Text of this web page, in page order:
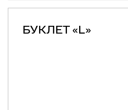
БУКЛЕТ «L»